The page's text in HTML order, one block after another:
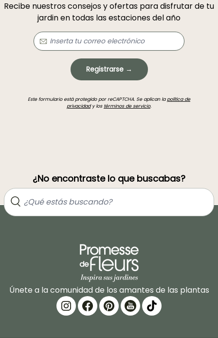
Recibe nuestros consejos y ofertas para disfrutar de tu
jardin en todas las estaciones del año
Registrarse →
Este formulario está protegido por reCAPTCHA. Se aplican lapolítica de
privacidady los términos de servicio.
¿No encontraste lo que buscabas?
Únete a la comunidad de los amantes de las plantas